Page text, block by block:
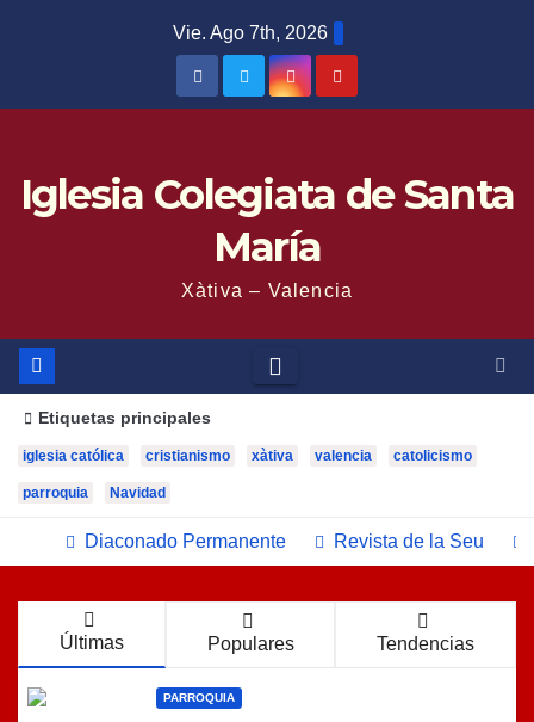
Vie. Ago 7th, 2026
Iglesia Colegiata de Santa
María
Xàtiva – Valencia
Etiquetas principales
iglesia católica cristianismo xàtiva valencia catolicismo
parroquia Navidad
Diaconado Permanente Revista de la Seu
Últimas Populares Tendencias
PARROQUIA